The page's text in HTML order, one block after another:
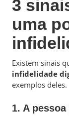
3
uma
Existem sinais
infidelidade
exemplos deles.
1. A